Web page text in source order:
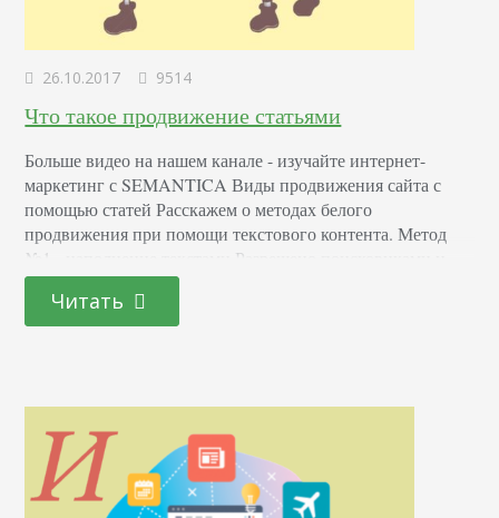
26.10.2017 9514
Что такое продвижение статьями
Больше видео на нашем канале - изучайте интернет-
маркетинг с SEMANTICA Виды продвижения сайта с
помощью статей Расскажем о методах белого
продвижения при помощи текстового контента. Метод
№1 - наполнение текстами Разрешено поисковиками и
приветствуется. Администратор веб-ресурса постоянно
наполняет его новым уникальным контентом,
интересным для посетителей. Статейное продвижение
Читать